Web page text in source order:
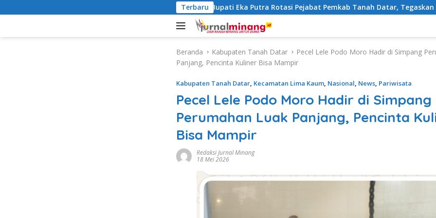
a
Terbaru
Bupati Eka Putra Rotasi Pejabat Pemkab Tanah Datar, Tegaskan
Beranda Kabupaten Tanah Datar
Pecel Lele Podo Moro Hadir di Simpang
Panjang, Pencinta Kuliner Bisa Mampir
Kabupaten Tanah Datar, Kecamatan Lima Kaum, Nasional, News, Pariwisata
Pecel Lele Podo Moro Hadir di Simpang
Perumahan Luak Panjang, Pencinta
Bisa Mampir
Redaksi Jurnal Minang
18 Mei 2026